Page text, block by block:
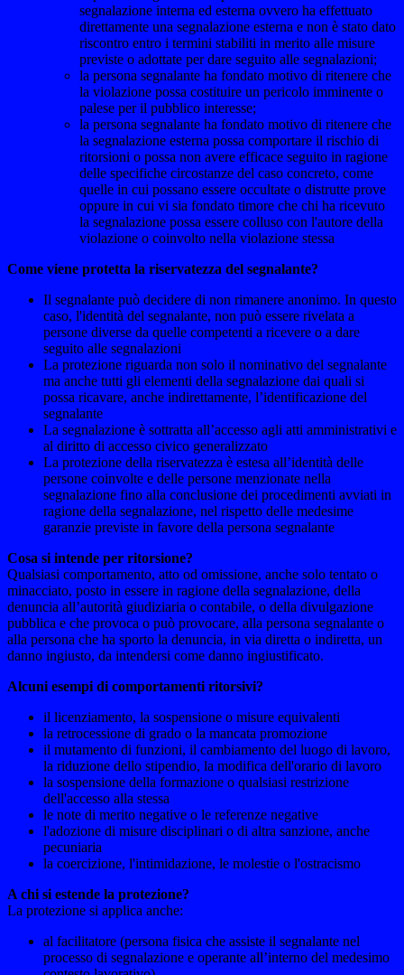
segnalazione interna ed esterna ovvero ha effettuato
direttamente una segnalazione esterna e non è stato dato
riscontro entro i termini stabiliti in merito alle misure
previste o adottate per dare seguito alle segnalazioni;
la persona segnalante ha fondato motivo di ritenere che
la violazione possa costituire un pericolo imminente o
palese per il pubblico interesse;
la persona segnalante ha fondato motivo di ritenere che
la segnalazione esterna possa comportare il rischio di
ritorsioni o possa non avere efficace seguito in ragione
delle specifiche circostanze del caso concreto, come
quelle in cui possano essere occultate o distrutte prove
oppure in cui vi sia fondato timore che chi ha ricevuto
la segnalazione possa essere colluso con l'autore della
violazione o coinvolto nella violazione stessa
Come viene protetta la riservatezza del segnalante?
Il segnalante può decidere di non rimanere anonimo. In questo
caso, l'identità del segnalante, non può essere rivelata a
persone diverse da quelle competenti a ricevere o a dare
seguito alle segnalazioni
La protezione riguarda non solo il nominativo del segnalante
ma anche tutti gli elementi della segnalazione dai quali si
possa ricavare, anche indirettamente, l’identificazione del
segnalante
La segnalazione è sottratta all’accesso agli atti amministrativi e
al diritto di accesso civico generalizzato
La protezione della riservatezza è estesa all’identità delle
persone coinvolte e delle persone menzionate nella
segnalazione fino alla conclusione dei procedimenti avviati in
ragione della segnalazione, nel rispetto delle medesime
garanzie previste in favore della persona segnalante
Cosa si intende per ritorsione?
Qualsiasi comportamento, atto od omissione, anche solo tentato o
minacciato, posto in essere in ragione della segnalazione, della
denuncia all’autorità giudiziaria o contabile, o della divulgazione
pubblica e che provoca o può provocare, alla persona segnalante o
alla persona che ha sporto la denuncia, in via diretta o indiretta, un
danno ingiusto, da intendersi come danno ingiustificato.
Alcuni esempi di comportamenti ritorsivi?
il licenziamento, la sospensione o misure equivalenti
la retrocessione di grado o la mancata promozione
il mutamento di funzioni, il cambiamento del luogo di lavoro,
la riduzione dello stipendio, la modifica dell'orario di lavoro
la sospensione della formazione o qualsiasi restrizione
dell'accesso alla stessa
le note di merito negative o le referenze negative
l'adozione di misure disciplinari o di altra sanzione, anche
pecuniaria
la coercizione, l'intimidazione, le molestie o l'ostracismo
A chi si estende la protezione?
La protezione si applica anche:
al facilitatore (persona fisica che assiste il segnalante nel
processo di segnalazione e operante all’interno del medesimo